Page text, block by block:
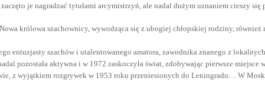
je nagradzać tytułami arcymistrzyń, ale nadal dużym uznaniem cieszy
królowa szachownicy, wywodząca się z ubogiej chłopskiej rodziny, również
entuzjasty szachów i utalentowanego amatora, zawodnika znanego z
pozostała aktywna i w 1972 zaskoczyła świat, zdobywając pierwsze
z wyjątkiem rozgrywek w 1953 roku przeniesionych do Leningradu… W